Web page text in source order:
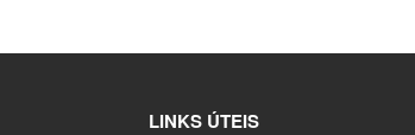
LINKS ÚTEIS